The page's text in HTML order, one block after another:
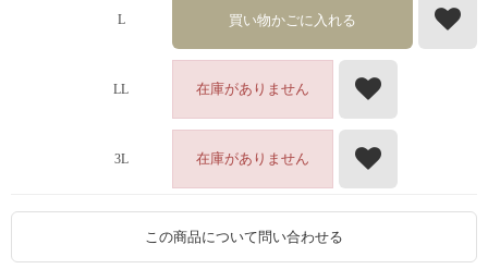
L 買い物かごに入れる
LL 在庫がありません
3L 在庫がありません
この商品について問い合わせる